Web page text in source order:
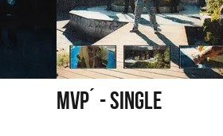
MVP´ - SINGLE